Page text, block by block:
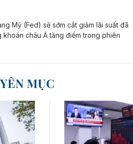
Mỹ (Fed) sẽ sớm cắt giảm lãi suất đã
châu Á tăng điểm trong phiên
MỤC